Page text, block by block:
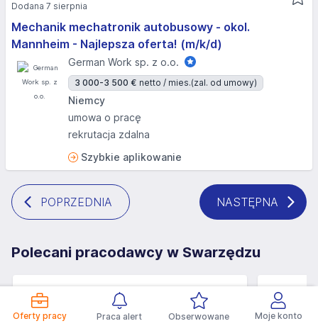
Oferty pracy Praca alert Obserwowane Moje konto
Mechanik mechatronik autobusowy - okol.
Mannheim - Najlepsza oferta! (m/k/d)
German Work sp. z o.o.
3 000-3 500 € netto / mies.(zal. od umowy)
Niemcy
umowa o pracę
rekrutacja zdalna
Szybkie aplikowanie
Dodana 7 sierpnia
POPRZEDNIA NASTĘPNA
Polecani pracodawcy w Swarzędzu